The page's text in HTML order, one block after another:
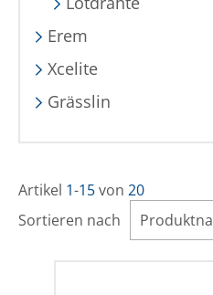
Artikel 1-15 von 20
Sortieren nach
Erem
Xcelite
Grässlin